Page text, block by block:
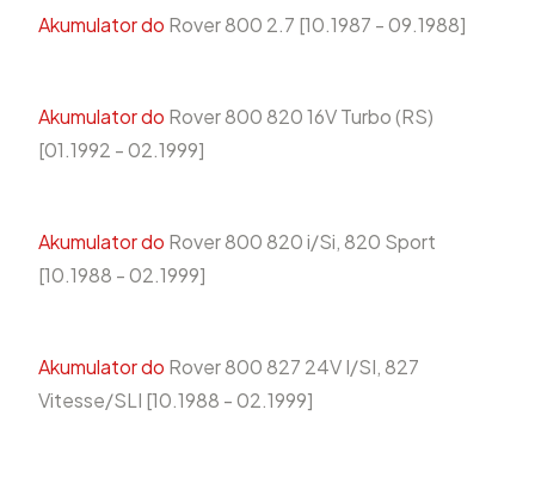
Akumulator do Rover 800 2.7 [10.1987 - 09.1988]
Akumulator do Rover 800 820 16V Turbo (RS)
[01.1992 - 02.1999]
Akumulator do Rover 800 820 i/Si, 820 Sport
[10.1988 - 02.1999]
Akumulator do Rover 800 827 24V I/SI, 827
Vitesse/SLI [10.1988 - 02.1999]